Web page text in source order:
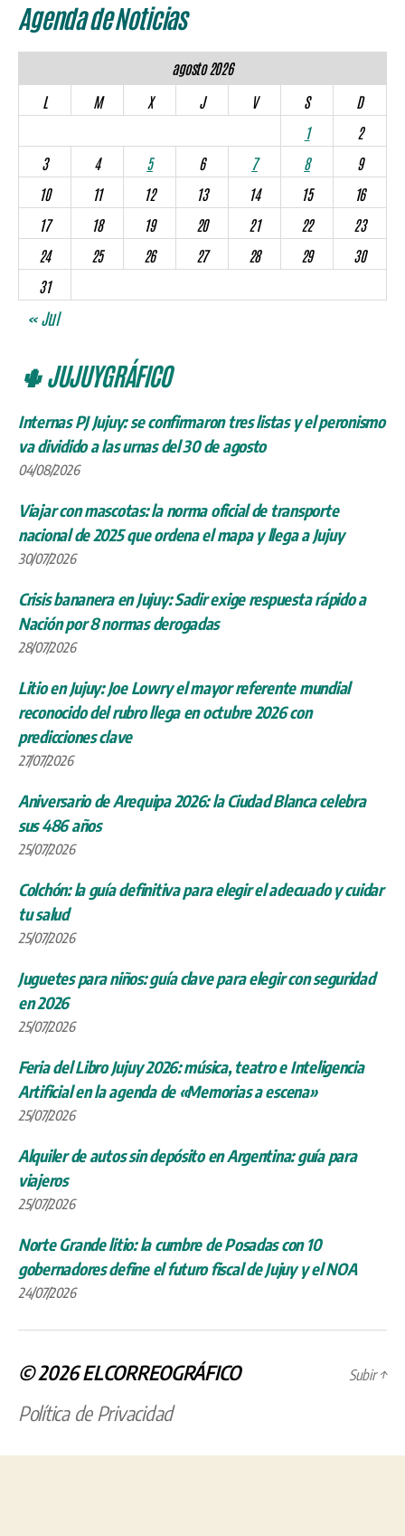
Agenda de Noticias
agosto 2026
L
M X J V S
D
1
2
3
4 5 6 7 8
9
10
11 12 13 14 15
16
17
18 19 20 21 22
23
24
25 26 27 28 29
30
31
« Jul
🌵 JUJUYGRÁFICO
Internas PJ Jujuy: se confirmaron tres listas y el peronismo
va dividido a las urnas del 30 de agosto
04/08/2026
Viajar con mascotas: la norma oficial de transporte
nacional de 2025 que ordena el mapa y llega a Jujuy
30/07/2026
Crisis bananera en Jujuy: Sadir exige respuesta rápido a
Nación por 8 normas derogadas
28/07/2026
Litio en Jujuy: Joe Lowry el mayor referente mundial
reconocido del rubro llega en octubre 2026 con
predicciones clave
27/07/2026
Aniversario de Arequipa 2026: la Ciudad Blanca celebra
sus 486 años
25/07/2026
Colchón: la guía definitiva para elegir el adecuado y cuidar
tu salud
25/07/2026
Juguetes para niños: guía clave para elegir con seguridad
en 2026
25/07/2026
Feria del Libro Jujuy 2026: música, teatro e Inteligencia
Artificial en la agenda de «Memorias a escena»
25/07/2026
Alquiler de autos sin depósito en Argentina: guía para
viajeros
25/07/2026
Norte Grande litio: la cumbre de Posadas con 10
gobernadores define el futuro fiscal de Jujuy y el NOA
24/07/2026
© 2026ELCORREOGRÁFICO
Política de Privacidad
Subir↑